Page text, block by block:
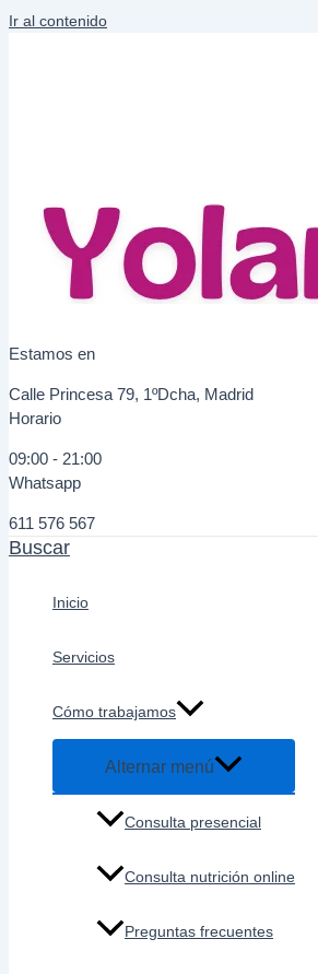
Ir al contenido
Estamos en
Calle Princesa 79, 1ºDcha, Madrid
Horario
09:00 - 21:00
Whatsapp
611 576 567
Buscar
Inicio
Servicios
Cómo trabajamos
Alternar menú
Consulta presencial
Consulta nutrición online
Preguntas frecuentes